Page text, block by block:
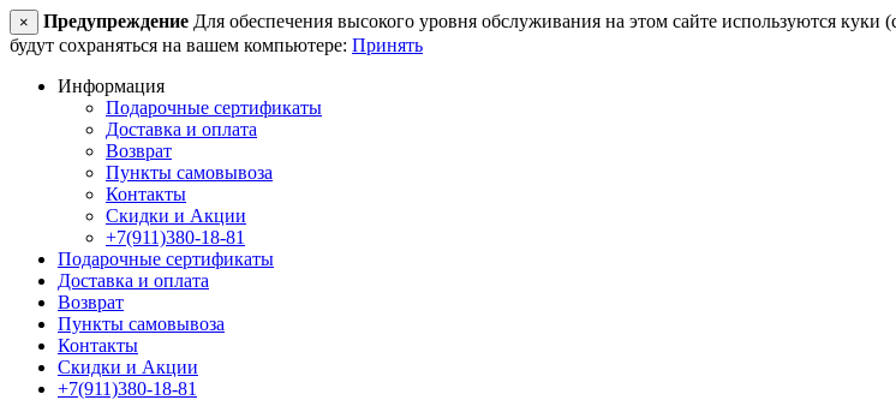
× Предупреждение Для обеспечения высокого уровня обслуживания на этом сайте используются
будут сохраняться на вашем компьютере: Принять
Информация
Подарочные сертификаты
Доставка и оплата
Возврат
Пункты самовывоза
Контакты
Скидки и Акции
+7(911)380-18-81
Подарочные сертификаты
Доставка и оплата
Возврат
Пункты самовывоза
Контакты
Скидки и Акции
+7(911)380-18-81